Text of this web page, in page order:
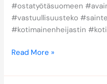
#ostatyötäsuomeen
#vastuullisuusteko
#kotimainenheijastin
Read More »